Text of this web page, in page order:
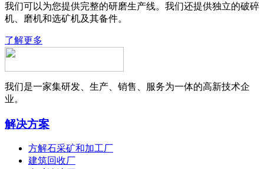
我们可以为您提供完整的研磨生产线。我们还提供独立的破碎
机、磨机和选矿机及其备件。
了解更多
我们是一家集研发、生产、销售、服务为一体的高新技术企
业。
解决方案
方解石采矿和加工厂
建筑回收厂